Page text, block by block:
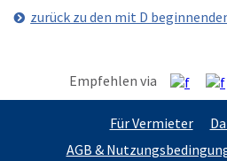
zurück zu den mit D
Empfehlen via
Für Vermieter
AGB &